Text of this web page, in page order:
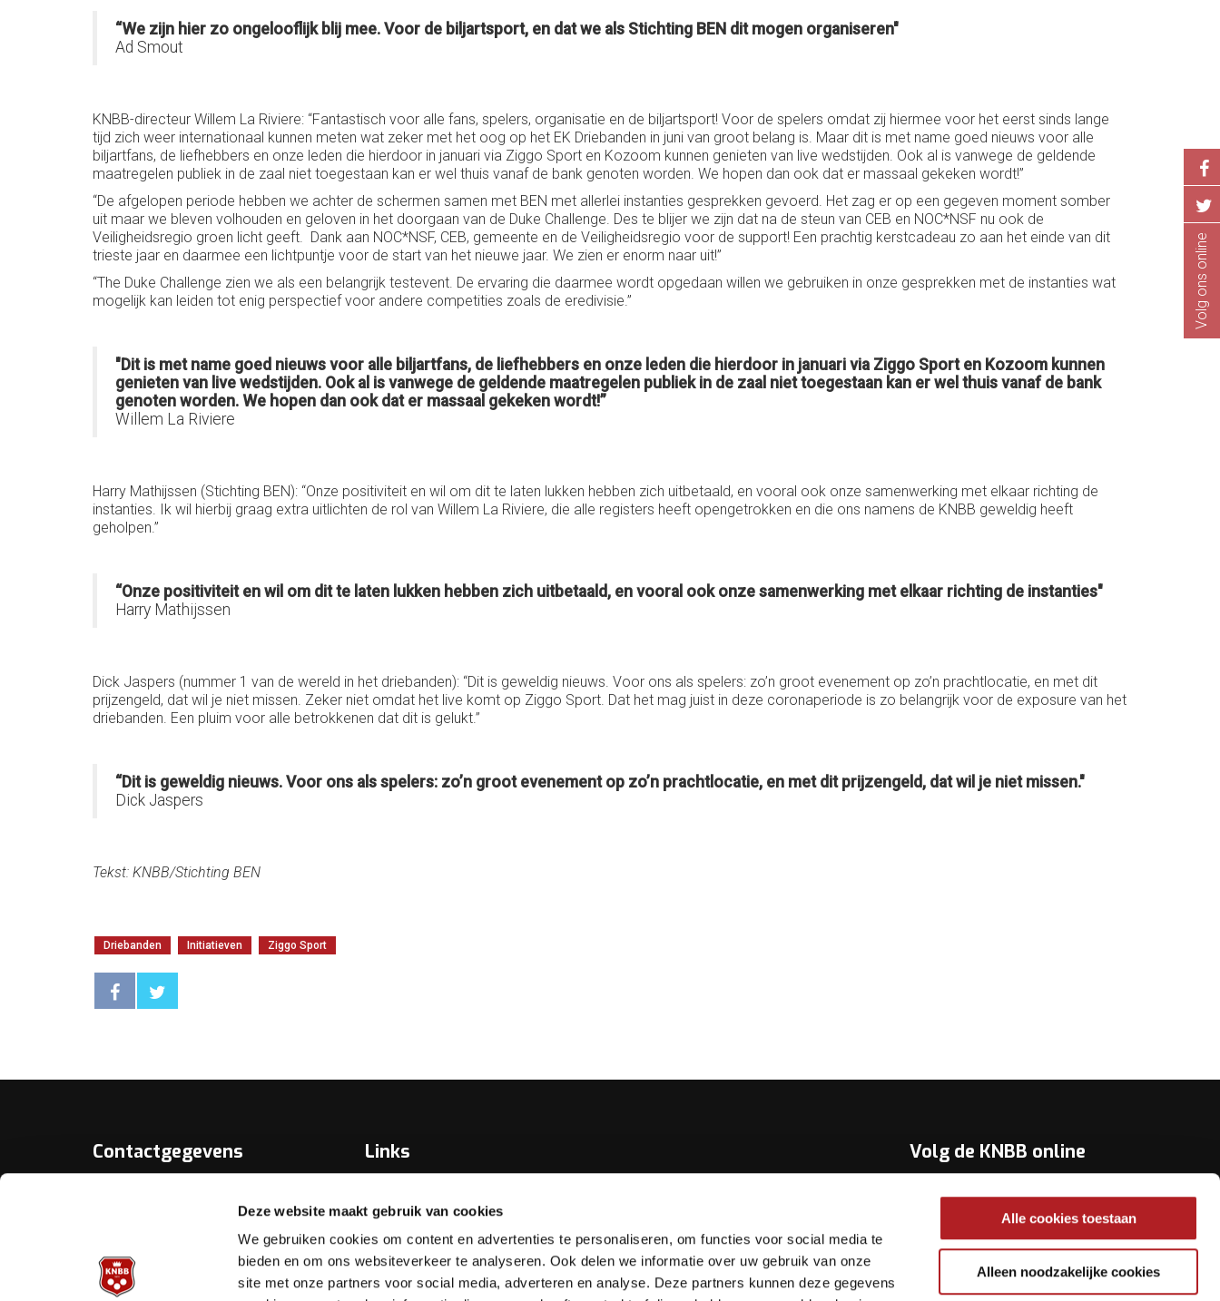
Deze website maakt gebruik van cookies
We gebruiken cookies om content en advertenties te personaliseren, om functies voor social media te
bieden en om ons websiteverkeer te analyseren. Ook delen we informatie over uw gebruik van onze
site met onze partners voor social media, adverteren en analyse. Deze partners kunnen deze gegevens
Alle cookies toestaan
Alleen noodzakelijke cookies
“We zijn hier zo ongelooflijk blij mee. Voor de biljartsport, en dat we als Stichting BEN dit mogen organiseren"
Ad Smout
KNBB-directeur Willem La Riviere: “Fantastisch voor alle fans, spelers, organisatie en de biljartsport! Voor de spelers omdat zij hiermee voor het eerst sinds lange
tijd zich weer internationaal kunnen meten wat zeker met het oog op het EK Driebanden in juni van groot belang is. Maar dit is met name goed nieuws voor alle
biljartfans, de liefhebbers en onze leden die hierdoor in januari via Ziggo Sport en Kozoom kunnen genieten van live wedstijden. Ook al is vanwege de geldende
maatregelen publiek in de zaal niet toegestaan kan er wel thuis vanaf de bank genoten worden. We hopen dan ook dat er massaal gekeken wordt!”
“De afgelopen periode hebben we achter de schermen samen met BEN met allerlei instanties gesprekken gevoerd. Het zag er op een gegeven moment somber
uit maar we bleven volhouden en geloven in het doorgaan van de Duke Challenge. Des te blijer we zijn dat na de steun van CEB en NOC*NSF nu ook de
Veiligheidsregio groen licht geeft. Dank aan NOC*NSF, CEB, gemeente en de Veiligheidsregio voor de support! Een prachtig kerstcadeau zo aan het einde van dit
trieste jaar en daarmee een lichtpuntje voor de start van het nieuwe jaar. We zien er enorm naar uit!”
“The Duke Challenge zien we als een belangrijk testevent. De ervaring die daarmee wordt opgedaan willen we gebruiken in onze gesprekken met de instanties wat
mogelijk kan leiden tot enig perspectief voor andere competities zoals de eredivisie.”
"Dit is met name goed nieuws voor alle biljartfans, de liefhebbers en onze leden die hierdoor in januari via Ziggo Sport en Kozoom kunnen
genieten van live wedstijden. Ook al is vanwege de geldende maatregelen publiek in de zaal niet toegestaan kan er wel thuis vanaf de bank
genoten worden. We hopen dan ook dat er massaal gekeken wordt!”
Willem La Riviere
Harry Mathijssen (Stichting BEN): “Onze positiviteit en wil om dit te laten lukken hebben zich uitbetaald, en vooral ook onze samenwerking met elkaar richting de
instanties. Ik wil hierbij graag extra uitlichten de rol van Willem La Riviere, die alle registers heeft opengetrokken en die ons namens de KNBB geweldig heeft
geholpen.”
“Onze positiviteit en wil om dit te laten lukken hebben zich uitbetaald, en vooral ook onze samenwerking met elkaar richting de instanties"
Harry Mathijssen
Dick Jaspers (nummer 1 van de wereld in het driebanden): “Dit is geweldig nieuws. Voor ons als spelers: zo’n groot evenement op zo’n prachtlocatie, en met dit
prijzengeld, dat wil je niet missen. Zeker niet omdat het live komt op Ziggo Sport. Dat het mag juist in deze coronaperiode is zo belangrijk voor de exposure van het
driebanden. Een pluim voor alle betrokkenen dat dit is gelukt.”
“Dit is geweldig nieuws. Voor ons als spelers: zo’n groot evenement op zo’n prachtlocatie, en met dit prijzengeld, dat wil je niet missen."
Dick Jaspers
Tekst: KNBB/Stichting BEN
Driebanden Initiatieven Ziggo Sport
Volg ons online
Contactgegevens
Koninklijke Nederlandse Biljart
Archimedesbaan 7
Links
Bondsbureau
Helpdesks
Volg de KNBB online
Facebook